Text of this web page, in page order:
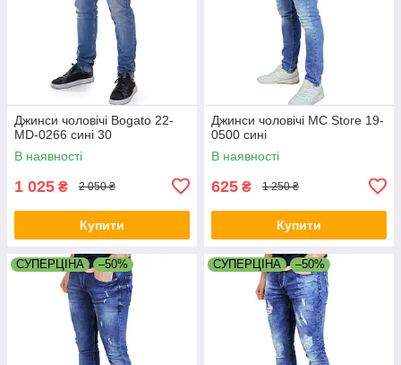
Джинси чоловічі Bogato 22-
MD-0266 сині 30
В наявності
1 025 ₴ 2 050 ₴
Купити
Джинси чоловічі MC Store 19-
0500 сині
В наявності
625 ₴ 1 250 ₴
Купити
СУПЕРЦІНА –50% СУПЕРЦІНА –50%